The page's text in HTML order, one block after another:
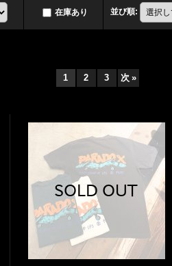
在庫あり 並び順:
1 2 3 次 »